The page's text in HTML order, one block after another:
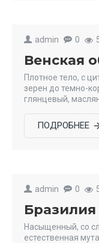
admin 0
Венская
Плотное тело, с
зерен до темно-
глянцевый,
ПОДРОБНЕЕ
admin 0
Насыщенный, со
естественная